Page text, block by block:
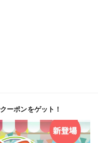
ーポンをゲット！